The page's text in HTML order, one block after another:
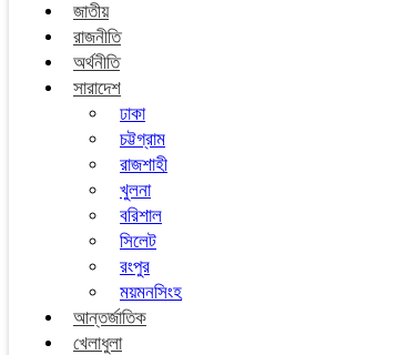
জাতীয়
রাজনীতি
অর্থনীতি
সারাদেশ
ঢাকা
চট্টগ্রাম
রাজশাহী
খুলনা
বরিশাল
সিলেট
রংপুর
ময়মনসিংহ
আন্তর্জাতিক
খেলাধুলা